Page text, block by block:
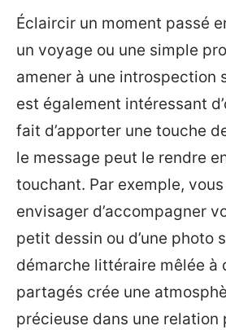
Éclaircir un moment passé
un voyage ou une simple
amener à une introspection
est également intéressant
fait d’apporter une touche
le message peut le rendre
touchant. Par exemple,
envisager d’accompagner
petit dessin ou d’une photo
démarche littéraire mêlée à
partagés crée une
précieuse dans une relation